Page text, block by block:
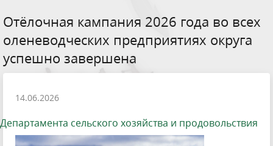
Отёлочная кампания 2026 года во всех
оленеводческих предприятиях округа
успешно завершена
14.06.2026
сельского хозяйства и продовольствия